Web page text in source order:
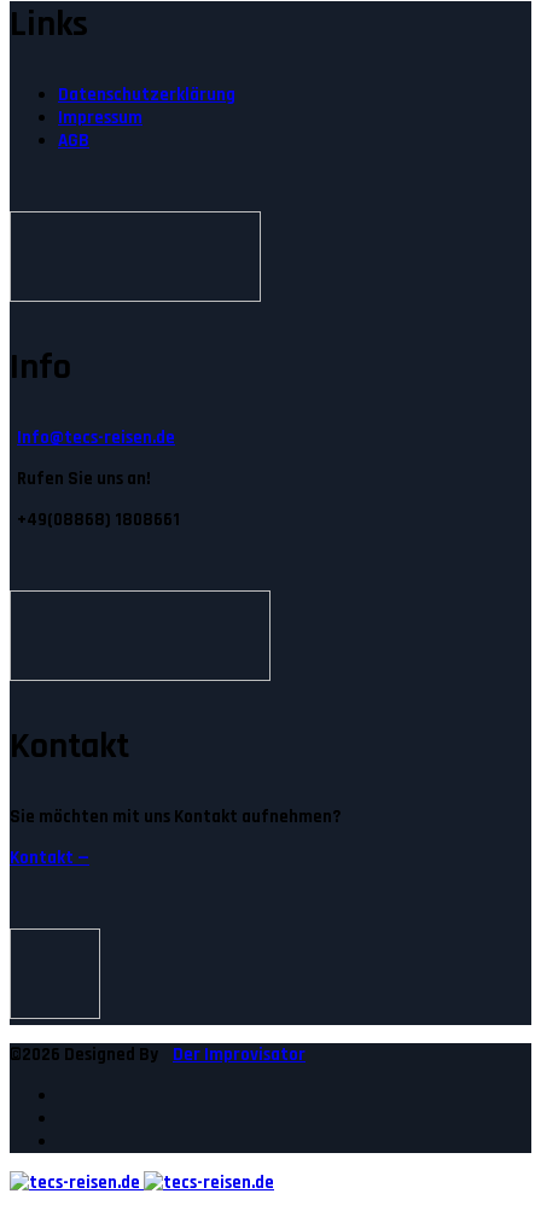
Links
Datenschutzerklärung
Impressum
AGB
Info
Info@tecs-reisen.de
Rufen Sie uns an!
+49(08868) 1808661
Kontakt
Sie möchten mit uns Kontakt aufnehmen?
Kontakt —
©2026 Designed By Der Improvisator